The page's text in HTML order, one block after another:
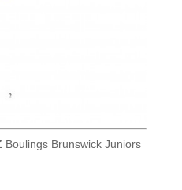
Boulings Brunswick Juniors